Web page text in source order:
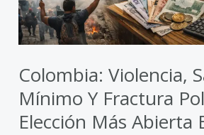
Colombia: Violencia,
Mínimo Y Fractura
Elección Más Abierta
en
la
elección
más
abierta
en
años